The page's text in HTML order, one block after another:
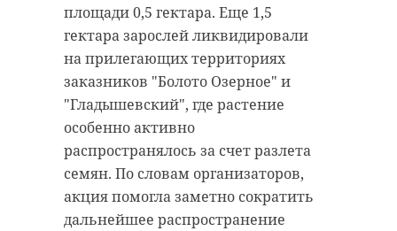
площади 0,5 гектара. Еще 1,5
гектара зарослей ликвидировали
на прилегающих территориях
заказников "Болото Озерное" и
"Гладышевский", где растение
особенно активно
распространялось за счет разлета
семян. По словам организаторов,
акция помогла заметно сократить
дальнейшее распространение